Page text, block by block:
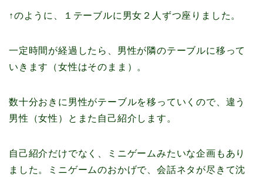
↑のように、１テーブルに男女２人ずつ座りました。
一定時間が経過したら、男性が隣のテーブルに移って
いきます（女性はそのまま）。
数十分おきに男性がテーブルを移っていくので、違う
男性（女性）とまた自己紹介します。
自己紹介だけでなく、ミニゲームみたいな企画もあり
ました。ミニゲームのおかげで、会話ネタが尽きて沈